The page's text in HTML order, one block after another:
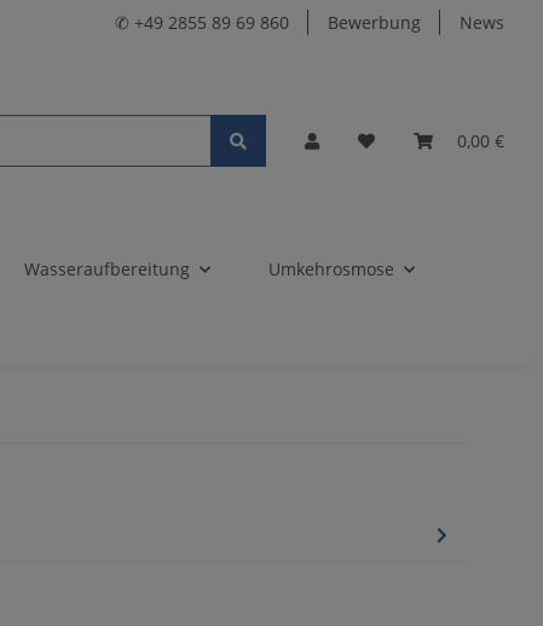
✆ +49 2855 89 69 860 Bewerbung News
0,00 €
Wasseraufbereitung Umkehrosmose